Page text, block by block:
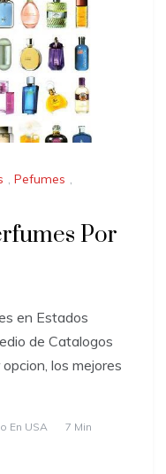
, Pefumes ,
Por
en Estados
de Catalogos
los mejores
En USA
7 Min